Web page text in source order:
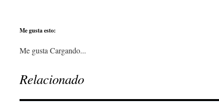
Me gusta esto:
Me gusta Cargando...
Relacionado